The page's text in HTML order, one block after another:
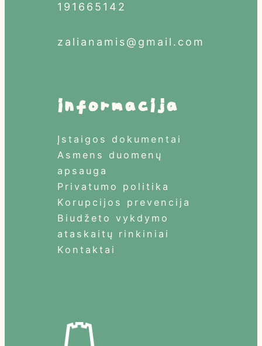
191665142
zalianamis@gmail.com
informacija
Įstaigos dokumentai
Asmens duomenų
apsauga
Privatumo politika
Korupcijos prevencija
Biudžeto vykdymo
ataskaitų rinkiniai
Kontaktai